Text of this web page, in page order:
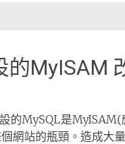
的MyISAM
的MySQL是
網站的瓶頸。造成